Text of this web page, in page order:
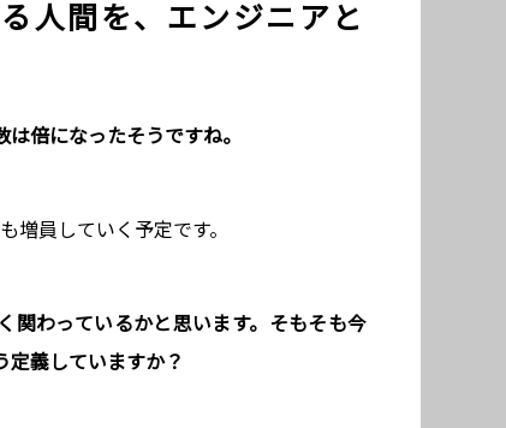
人間を、エンジニアと
倍になったそうですね。
増員していく予定です。
関わっているかと思います。そもそも今
定義していますか？